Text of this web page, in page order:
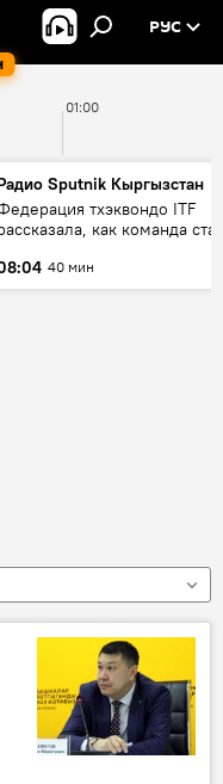
РУС
01:00
Sputnik Кыргызстан
тхэквондо ITF
как команда
40 мин